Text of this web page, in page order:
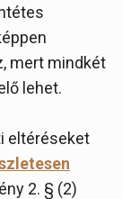
mert mindkét
lehet.
eltéréseket
2. § (2)